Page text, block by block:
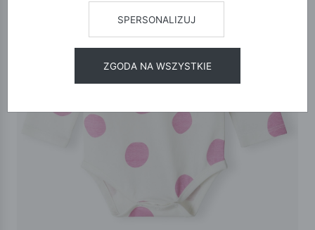
SPERSONALIZUJ
ZGODA NA WSZYSTKIE